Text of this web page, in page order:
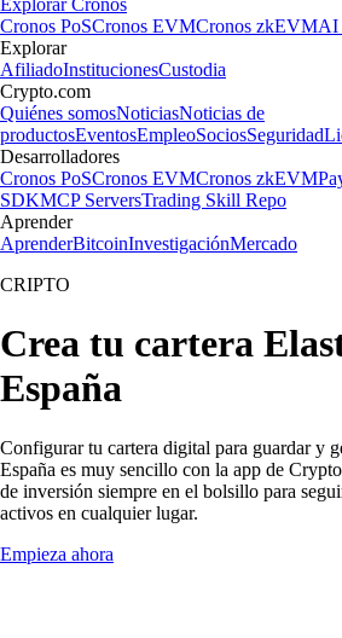
Explorar Cronos
Cronos PoSCronos EVMCronos zkEVMAI
Explorar
AfiliadoInstitucionesCustodia
Crypto.com
Quiénes somosNoticiasNoticias de
productosEventosEmpleoSociosSeguridad
Desarrolladores
Cronos PoSCronos EVMCronos zkEVM
SDKMCP ServersTrading Skill Repo
Aprender
AprenderBitcoinInvestigaciónMercado
CRIPTO
Crea tu cartera
España
Configurar tu cartera digital para guardar y
España es muy sencillo con la app de
de inversión siempre en el bolsillo para
activos en cualquier lugar.
Empieza ahora